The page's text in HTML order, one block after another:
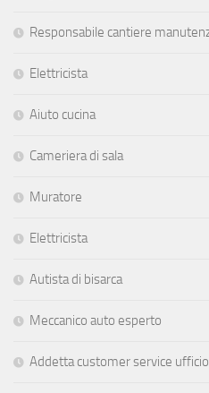
Responsabile cantiere
Elettricista
Aiuto cucina
Cameriera di sala
Muratore
Elettricista
Autista di bisarca
Meccanico auto esperto
Addetta customer service